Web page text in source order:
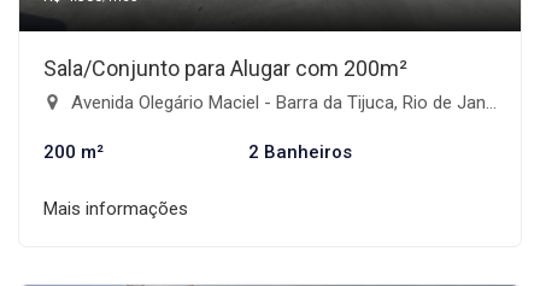
Sala/Conjunto para Alugar com 200m²
Avenida Olegário Maciel - Barra da Tijuca, Rio de Janeiro-RJ
200 m² 2 Banheiros
Mais informações